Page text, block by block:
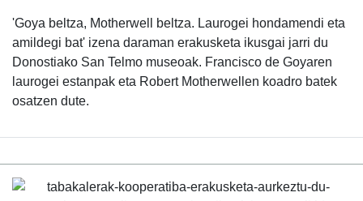
'Goya beltza, Motherwell beltza. Laurogei hondamendi eta
amildegi bat' izena daraman erakusketa ikusgai jarri du
Donostiako San Telmo museoak. Francisco de Goyaren
laurogei estanpak eta Robert Motherwellen koadro batek
osatzen dute.